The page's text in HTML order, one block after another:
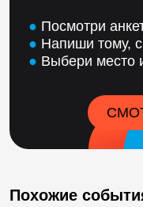
● Посмотри
● Напиши тому,
● Выбери место
Похожие